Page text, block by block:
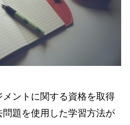
ントに関する資格を取得
題を使用した学習方法が